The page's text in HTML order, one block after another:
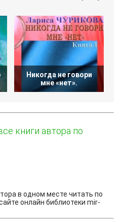
Никогда не говори
мне «нет».
книги автора по
в одном месте читать по
онлайн библиотеки mir-